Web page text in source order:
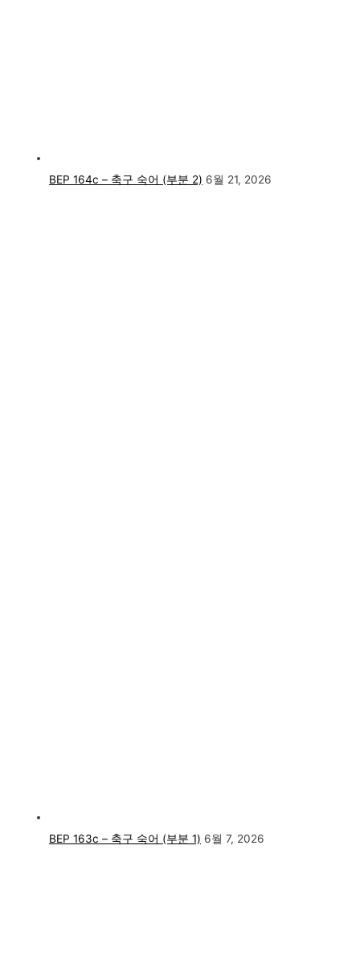
BEP 164c – 축구 숙어 (부분 2) 6월 21, 2026
BEP 163c – 축구 숙어 (부분 1) 6월 7, 2026